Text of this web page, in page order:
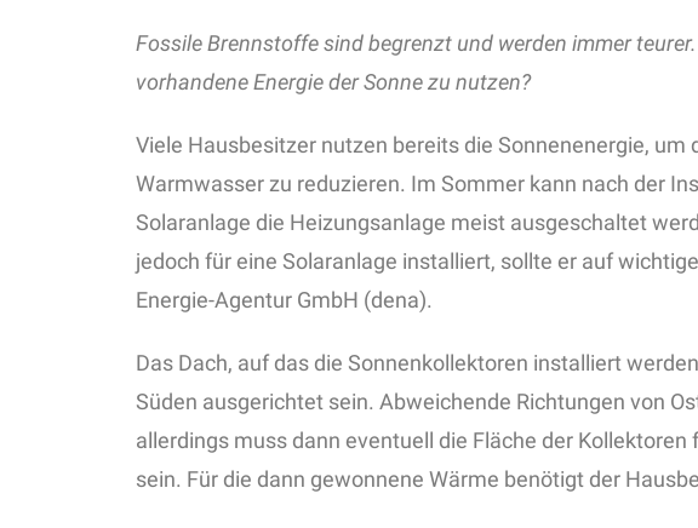
Fossile Brennstoffe sind begrenzt und werden immer
vorhandene Energie der Sonne zu nutzen?
Viele Hausbesitzer nutzen bereits die Sonnenenergie, um
Warmwasser zu reduzieren. Im Sommer kann nach der
Solaranlage die Heizungsanlage meist ausgeschaltet
jedoch für eine Solaranlage installiert, sollte er auf
Energie-Agentur GmbH (dena).
Das Dach, auf das die Sonnenkollektoren installiert
Süden ausgerichtet sein. Abweichende Richtungen von
allerdings muss dann eventuell die Fläche der Kollektoren
sein. Für die dann gewonnene Wärme benötigt der